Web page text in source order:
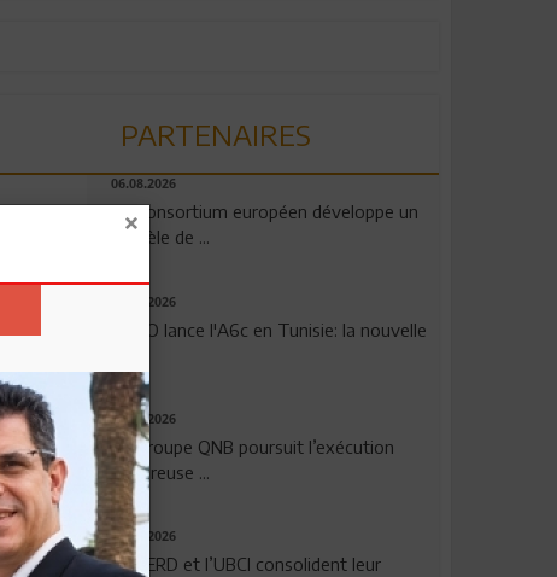
PARTENAIRES
06.08.2026
Un consortium européen développe un
modèle de ...
04.08.2026
OPPO lance l'A6c en Tunisie: la nouvelle
29.07.2026
Le Groupe QNB poursuit l’exécution
rigoureuse ...
24.07.2026
La BERD et l’UBCI consolident leur